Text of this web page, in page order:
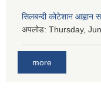
सिलबन्दी कोटेशान आह्वान
अपलोड: Thursday,
more